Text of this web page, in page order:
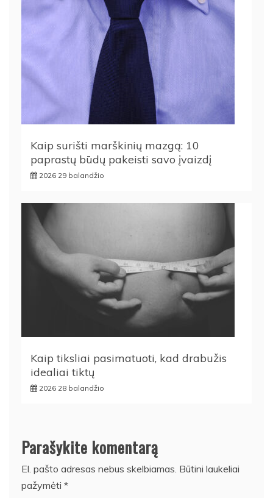
Kaip surišti marškinių mazgą: 10
paprastų būdų pakeisti savo įvaizdį
2026 29 balandžio
Kaip tiksliai pasimatuoti, kad drabužis
idealiai tiktų
2026 28 balandžio
Parašykite komentarą
El. pašto adresas nebus skelbiamas. Būtini laukeliai
pažymėti *